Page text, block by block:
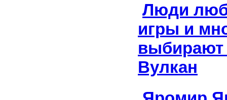
Люди
игры и
выбирают
Вулкан